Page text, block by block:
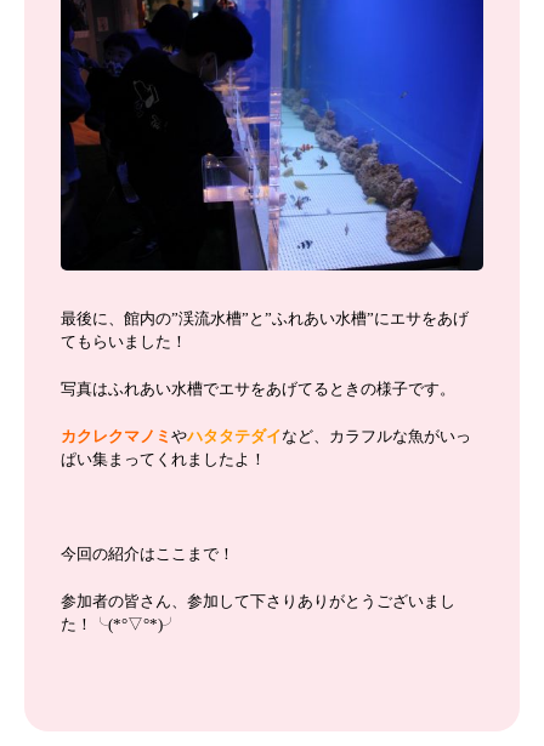
最後に、館内の”渓流水槽”と”ふれあい水槽”にエサをあげ
てもらいました！
写真はふれあい水槽でエサをあげてるときの様子です。
カクレクマノミ やハタタテダイなど、カラフルな魚がいっ
ぱい集まってくれましたよ！
今回の紹介はここまで！
参加者の皆さん、参加して下さりありがとうございまし
た！╰(*°▽°*)╯